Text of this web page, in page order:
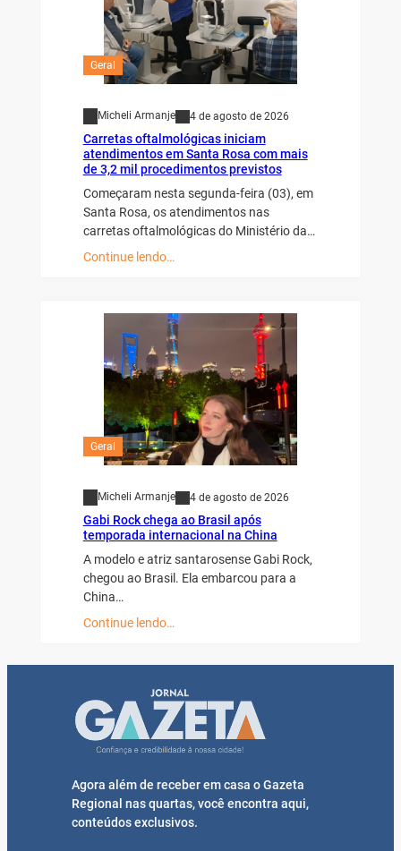
Geral
Micheli Armanje 4 de agosto de 2026
Carretas oftalmológicas iniciam
atendimentos em Santa Rosa com mais
de 3,2 mil procedimentos previstos
Começaram nesta segunda-feira (03), em
Santa Rosa, os atendimentos nas
carretas oftalmológicas do Ministério da…
Continue lendo…
Geral
Micheli Armanje 4 de agosto de 2026
Gabi Rock chega ao Brasil após
temporada internacional na China
A modelo e atriz santarosense Gabi Rock,
chegou ao Brasil. Ela embarcou para a
China…
Continue lendo…
Agora além de receber em casa o Gazeta
Regional nas quartas, você encontra aqui,
conteúdos exclusivos.